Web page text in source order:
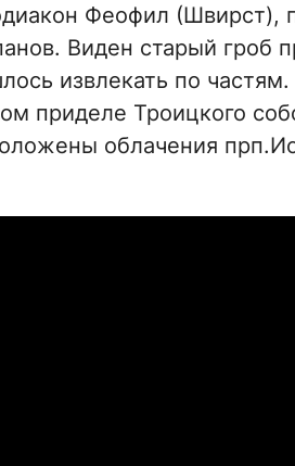
Феофил (Швирст),
Виден старый гроб
извлекать по
приделе Троицкого
облачения